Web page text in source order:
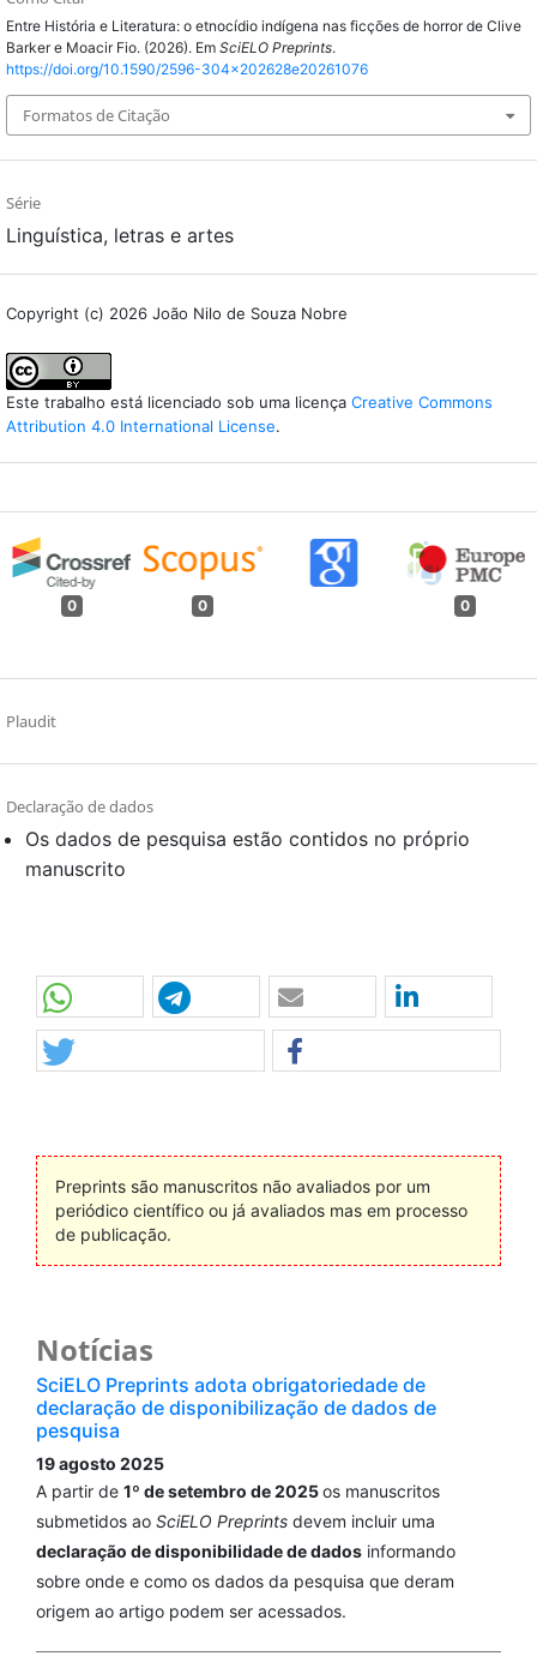
Entre História e Literatura: o etnocídio indígena nas ficções de horror de Clive
Barker e Moacir Fio. (2026). Em SciELO Preprints.
https://doi.org/10.1590/2596-304x202628e20261076
Formatos de Citação
Série
Linguística, letras e artes
Copyright (c) 2026 João Nilo de Souza Nobre
Este trabalho está licenciado sob uma licença Creative Commons
Attribution 4.0 International License.
0 0 0
Plaudit
Declaração de dados
Os dados de pesquisa estão contidos no próprio
manuscrito
Preprints são manuscritos não avaliados por um
periódico científico ou já avaliados mas em processo
de publicação.
Notícias
SciELO Preprints adota obrigatoriedade de
declaração de disponibilização de dados de
pesquisa
19 agosto 2025
A partir de 1º de setembro de 2025os manuscritos
submetidos ao SciELO Preprints devem incluir uma
declaração de disponibilidade de dados informando
sobre onde e como os dados da pesquisa que deram
origem ao artigo podem ser acessados.